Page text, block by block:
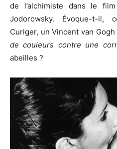
de l’alchimiste dans le film
Jodorowsky. Évoque-t-il,
Curiger, un Vincent van Gogh
de couleurs contre une
abeilles ?